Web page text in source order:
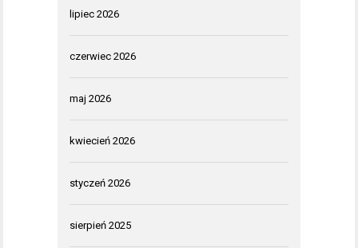
lipiec 2026
czerwiec 2026
maj 2026
kwiecień 2026
styczeń 2026
sierpień 2025